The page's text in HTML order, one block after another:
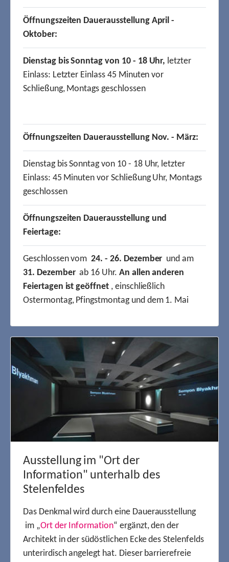
Ausstellung im "Ort der
Information" unterhalb des
Stelenfeldes
Das Denkmal wird durch eine Dauerausstellung
im „Ort der Information“ ergänzt, den der
Architekt in der südöstlichen Ecke des Stelenfelds
unterirdisch angelegt hat. Dieser barrierefreie
Öffnungszeiten Dauerausstellung April -
Oktober:
Dienstag bis Sonntag von 10 - 18 Uhr, letzter
Einlass: Letzter Einlass 45 Minuten vor
Schließung, Montags geschlossen
Öffnungszeiten Dauerausstellung Nov. - März:
Dienstag bis Sonntag von 10 - 18 Uhr, letzter
Einlass: 45 Minuten vor Schließung Uhr, Montags
geschlossen
Öffnungszeiten Dauerausstellung und
Feiertage:
Geschlossen vom24. - 26. Dezember und am
31. Dezemberab 16 Uhr. An allen anderen
Feiertagen ist geöffnet, einschließlich
Ostermontag, Pfingstmontag und dem 1. Mai